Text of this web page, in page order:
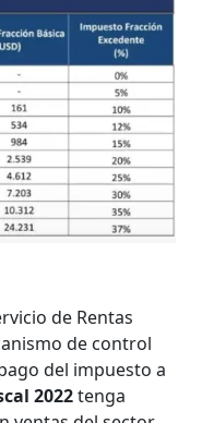
de Rentas
de control
del impuesto a
2022tenga